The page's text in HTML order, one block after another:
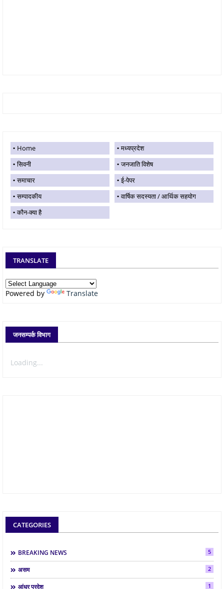
Home
मध्यप्रदेश
सिवनी
जनजाति विशेष
समाचार
ई-पेपर
सम्पादकीय
वार्षिक सदस्यता / आर्थिक सहयोग
कौन-क्या है
TRANSLATE
Powered by Translate
जनसम्पर्क विभाग
Loading...
CATEGORIES
BREAKING NEWS 5
असम 2
आंध्र प्रदेश 1